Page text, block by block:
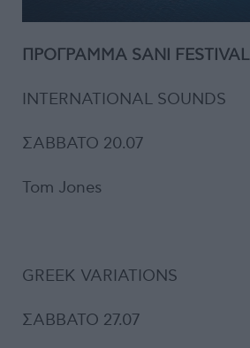
ΠΡΟΓΡΑΜΜΑ SANI FESTIVAL
INTERNATIONAL SOUNDS
ΣΑΒΒΑΤΟ 20.07
Tom Jones
GREEK VARIATIONS
ΣΑΒΒΑΤΟ 27.07